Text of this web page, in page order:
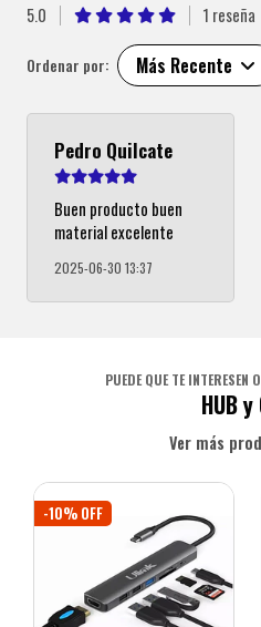
5.0 1 reseña
Ordenar por: Más Recente
Pedro Quilcate
Buen producto buen
material excelente
2025-06-30 13:37
PUEDE QUE TE
HUB y
Ver más
-10% OFF